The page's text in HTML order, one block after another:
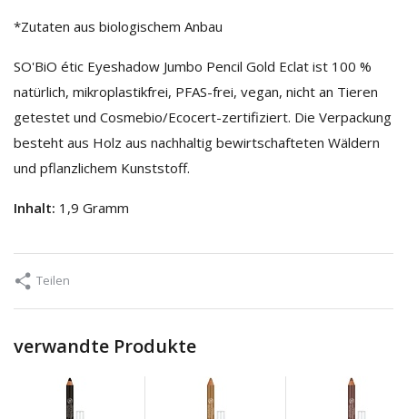
*Zutaten aus biologischem Anbau
SO'BiO étic Eyeshadow Jumbo Pencil Gold Eclat ist 100 %
natürlich, mikroplastikfrei, PFAS-frei, vegan, nicht an Tieren
getestet und Cosmebio/Ecocert-zertifiziert. Die Verpackung
besteht aus Holz aus nachhaltig bewirtschafteten Wäldern
und pflanzlichem Kunststoff.
Inhalt: 1,9 Gramm
Teilen
verwandte Produkte